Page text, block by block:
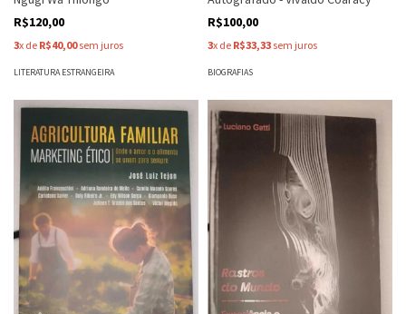
R$120,00
3x de R$40,00sem juros
LITERATURA ESTRANGEIRA
R$100,00
3x de R$33,33 sem juros
BIOGRAFIAS